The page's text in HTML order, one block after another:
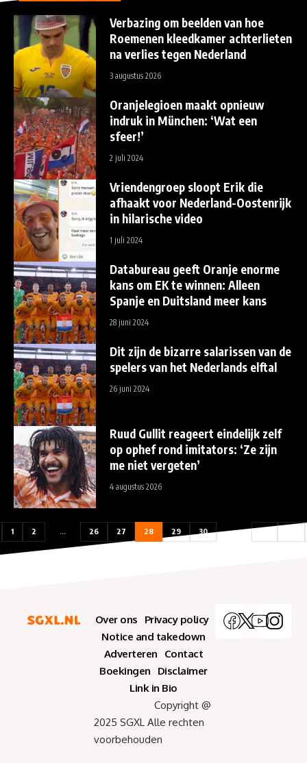
Verbazing om beelden van hoe
Roemenen kleedkamer achterlieten
na verlies tegen Nederland
3 augustus 2026
Oranjelegioen maakt opnieuw
indruk in München: ‘Wat een
sfeer!’
2 juli 2024
Vriendengroep sloopt Erik die
afhaakt voor Nederland-Oostenrijk
in hilarische video
1 juli 2024
Databureau geeft Oranje enorme
kans om EK te winnen: Alleen
Spanje en Duitsland meer kans
28 juni 2024
Dit zijn de bizarre salarissen van de
spelers van het Nederlands elftal
26 juni 2024
Ruud Gullit reageert eindelijk zelf
op ophef rond imitators: ‘Ze zijn
me niet vergeten’
4 augustus 2026
1 2 … 26 27 28 29 30 …
Over ons
Privacy policy
Notice and takedown
Adverteren
Contact
Boekingen
Disclaimer
Link in Bio
Copyright @
2025 SGXL Alle rechten
voorbehouden